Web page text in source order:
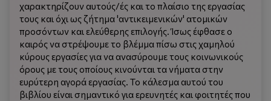
χαρακτηρίζουν αυτούς/ές και το πλαίσιο της εργασίας
τους και όχι ως ζήτημα 'αντικειμενικών' ατομικών
προσόντων και ελεύθερης επιλογής. Ίσως έφθασε ο
καιρός να στρέψουμε το βλέμμα πίσω στις χαμηλού
κύρους εργασίες για να ανασύρουμε τους κοινωνικούς
όρους με τους οποίους κινούνται τα νήματα στην
ευρύτερη αγορά εργασίας. Το κάλεσμα αυτού του
βιβλίου είναι σημαντικό για ερευνητές και φοιτητές που